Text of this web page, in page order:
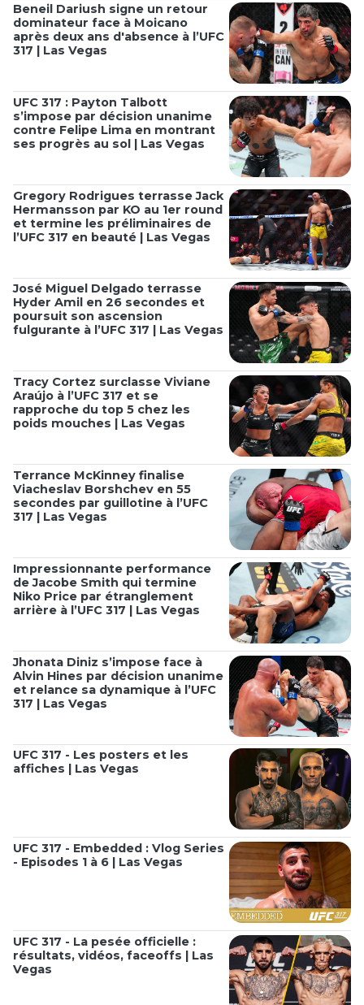
Beneil Dariush signe un retour
dominateur face à Moicano
après deux ans d'absence à l’UFC
317 | Las Vegas
UFC 317 : Payton Talbott
s’impose par décision unanime
contre Felipe Lima en montrant
ses progrès au sol | Las Vegas
Gregory Rodrigues terrasse Jack
Hermansson par KO au 1er round
et termine les préliminaires de
l’UFC 317 en beauté | Las Vegas
José Miguel Delgado terrasse
Hyder Amil en 26 secondes et
poursuit son ascension
fulgurante à l’UFC 317 | Las Vegas
Tracy Cortez surclasse Viviane
Araújo à l’UFC 317 et se
rapproche du top 5 chez les
poids mouches | Las Vegas
Terrance McKinney finalise
Viacheslav Borshchev en 55
secondes par guillotine à l’UFC
317 | Las Vegas
Impressionnante performance
de Jacobe Smith qui termine
Niko Price par étranglement
arrière à l’UFC 317 | Las Vegas
Jhonata Diniz s’impose face à
Alvin Hines par décision unanime
et relance sa dynamique à l’UFC
317 | Las Vegas
UFC 317 - Les posters et les
affiches | Las Vegas
UFC 317 - Embedded : Vlog Series
- Episodes 1 à 6 | Las Vegas
UFC 317 - La pesée officielle :
résultats, vidéos, faceoffs | Las
Vegas